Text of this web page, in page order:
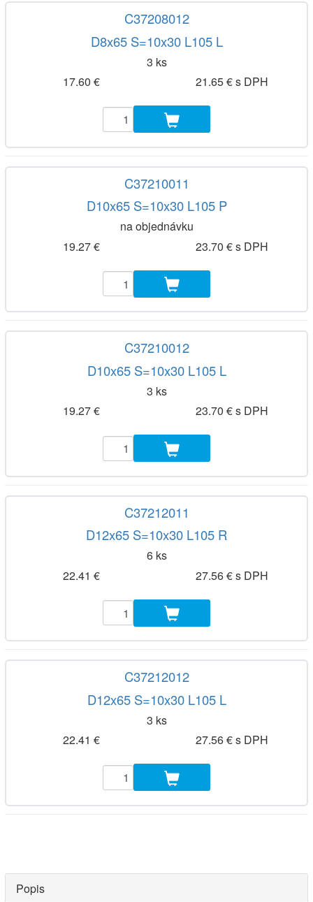
C37208012
D8x65 S=10x30 L105 L
3 ks
17.60 €
21.65 € s DPH
C37210011
D10x65 S=10x30 L105 P
na objednávku
19.27 €
23.70 € s DPH
C37210012
D10x65 S=10x30 L105 L
3 ks
19.27 €
23.70 € s DPH
C37212011
D12x65 S=10x30 L105 R
6 ks
22.41 €
27.56 € s DPH
C37212012
D12x65 S=10x30 L105 L
3 ks
22.41 €
27.56 € s DPH
Popis